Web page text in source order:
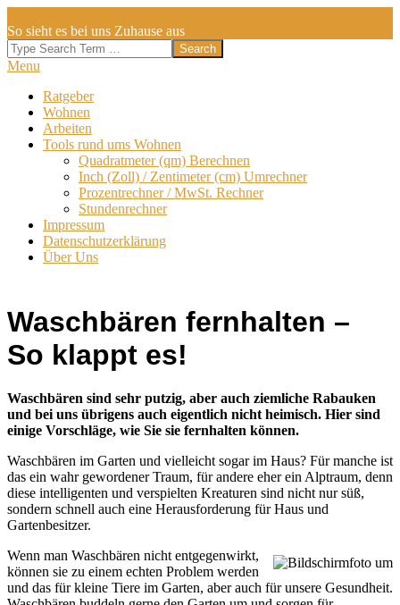
to
content
So sieht es bei uns Zuhause aus
Search
Secondary
Menu
Menu
Ratgeber
Wohnen
Arbeiten
Tools rund ums Wohnen
Quadratmeter (qm) Berechnen
Inch (Zoll) / Zentimeter (cm) Umrechner
Prozentrechner / MwSt. Rechner
Stundenrechner
Impressum
Datenschutzerklärung
Über Uns
Waschbären fernhalten –
So klappt es!
Waschbären sind sehr putzig, aber auch ziemliche Rabauken
und bei uns übrigens auch eigentlich nicht heimisch. Hier sind
einige Vorschläge, wie Sie sie fernhalten können.
Waschbären im Garten und vielleicht sogar im Haus? Für manche ist
das ein wahr gewordener Traum, für andere eher ein Alptraum, denn
diese intelligenten und verspielten Kreaturen sind nicht nur süß,
sondern schnell auch eine Herausforderung für Haus und
Gartenbesitzer.
Wenn man Waschbären nicht entgegenwirkt,
können sie zu einem echten Problem werden
und das für kleine Tiere im Garten, aber auch für unsere Gesundheit.